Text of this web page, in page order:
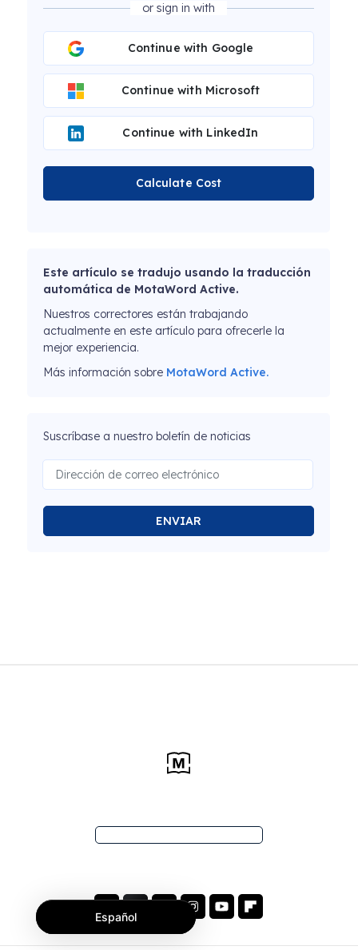
or sign in with
Continue with Google
Continue with Microsoft
Continue with LinkedIn
Calculate Cost
Este artículo se tradujo usando la traducción
automática de MotaWord Active.
Nuestros correctores están trabajando
actualmente en este artículo para ofrecerle la
mejor experiencia.
Más información sobre MotaWord Active.
Suscríbase a nuestro boletín de noticias
ENVIAR
Español